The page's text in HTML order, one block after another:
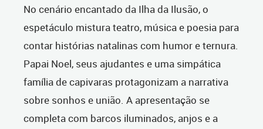
No cenário encantado da Ilha da Ilusão, o
espetáculo mistura teatro, música e poesia para
contar histórias natalinas com humor e ternura.
Papai Noel, seus ajudantes e uma simpática
família de capivaras protagonizam a narrativa
sobre sonhos e união. A apresentação se
completa com barcos iluminados, anjos e a